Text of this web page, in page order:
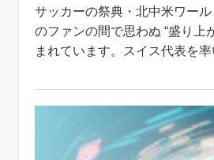
サッカーの祭典・北中米ワー
のファンの間で思わぬ “盛り上
まれています。スイス代表を